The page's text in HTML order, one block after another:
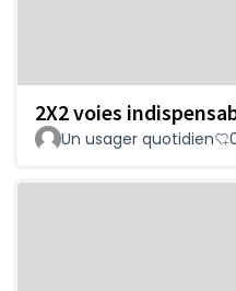
2X2 voies
Un usager quotidien